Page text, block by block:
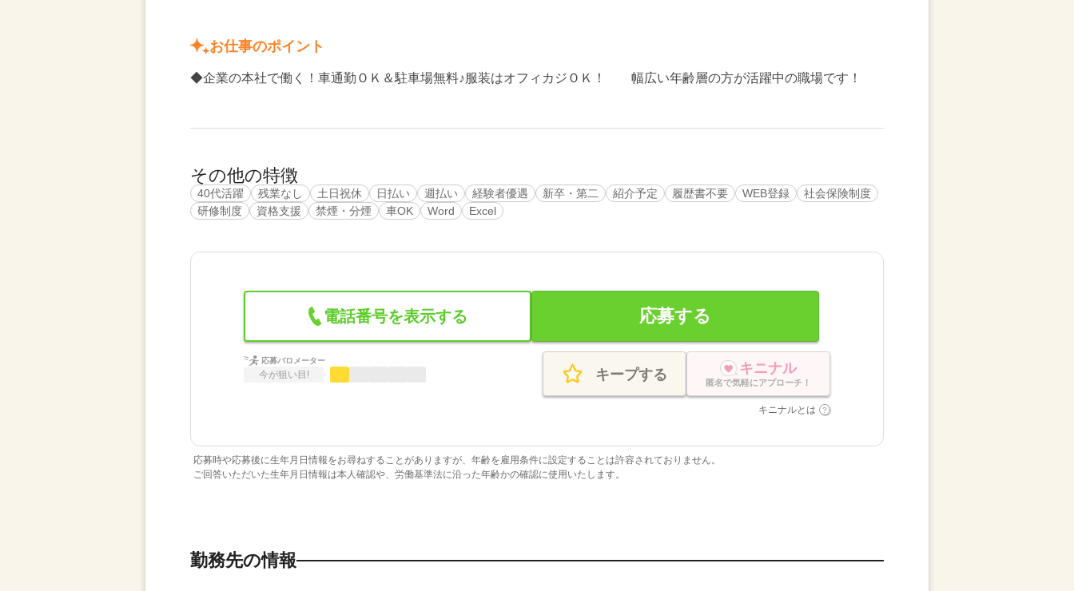
お仕事のポイント
◆企業の本社で働く！車通勤ＯＫ＆駐車場無料♪服装はオフィカジＯＫ！ 幅広い年齢層の方が活躍中の職場です！
その他の特徴
40代活躍 残業なし 土日祝休 日払い 週払い 経験者優遇 新卒・第二 紹介予定 履歴書不要 WEB登録
社会保険制度
研修制度
資格支援 禁煙・分煙 車OK Word Excel
電話番号を表示する 応募する
応募バロメーター
今が狙い目! キープする キニナル
匿名で気軽にアプローチ！
キニナルとは
応募時や応募後に生年月日情報をお尋ねすることがありますが、年齢を雇用条件に設定することは許容されておりません。
ご回答いただいた生年月日情報は本人確認や、労働基準法に沿った年齢かの確認に使用いたします。
勤務先の情報